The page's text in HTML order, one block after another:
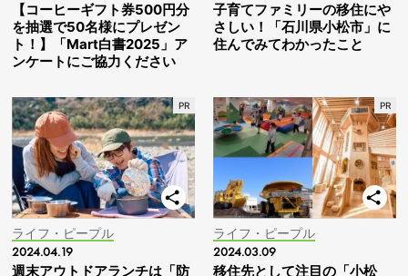
【コーヒーギフト券500円分
を抽選で50名様にプレゼン
ト！】「Mart白書2025」ア
ンケートにご協力ください
子育てファミリーの移住にや
さしい！「石川県小松市」に
住んでみてわかったこと
ライフ・ピープル
2024.04.19
週末アウトドアランチは「防
ライフ・ピープル
2024.03.09
移住先として注目の「小松